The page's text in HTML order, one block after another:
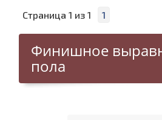
Страница 1 из 1 1
Финишное
пола